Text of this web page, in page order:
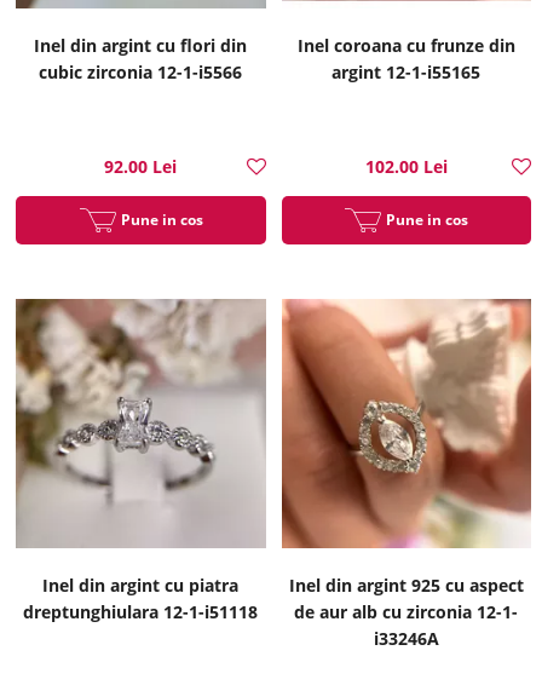
Inel din argint cu flori din
cubic zirconia 12-1-i5566
92.00 Lei
Pune in cos
Inel coroana cu frunze din
argint 12-1-i55165
102.00 Lei
Pune in cos
Inel din argint cu piatra
dreptunghiulara 12-1-i51118
Inel din argint 925 cu aspect
de aur alb cu zirconia 12-1-
i33246A